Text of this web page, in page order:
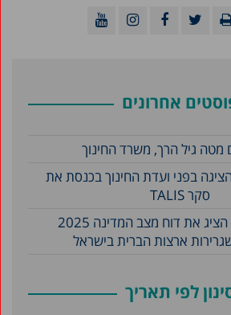
אחרונים
גיל הרך, משרד החינוך
בפני ועדת החינוך בכנסת את
סקר TALIS
פרופ' אבי וייס הציג את דוח מצב המדינה 2025
ארצות הברית בישראל
לפי תאריך